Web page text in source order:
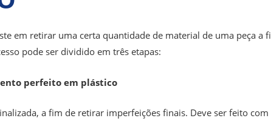
em retirar uma certa quantidade de material de uma peça
pode ser dividido em três etapas:
perfeito em plástico
a fim de retirar imperfeições finais. Deve ser feito